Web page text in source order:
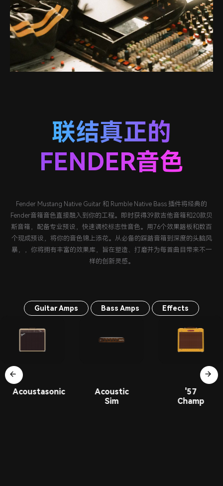
联结真正的
FENDER音色
Fender Mustang Native Guitar 和 Rumble Native Bass 插件将经典的
Fender音箱音色直接融入到你的工程。即时获得39款吉他音箱和20款贝
斯音箱，配备专业预设，快速调校标志性音色。用76个效果踏板和数百
个现成预设，将你的音色锦上添花。从必备的踩踏音箱到深度的头脑风
暴，，你将拥有丰富的效果库，旨在塑造、打磨并为每首曲目带来不一
样的创新灵感。
Guitar Amps Bass Amps Effects
Acoustasonic
Acoustic
Sim
'57
Champ